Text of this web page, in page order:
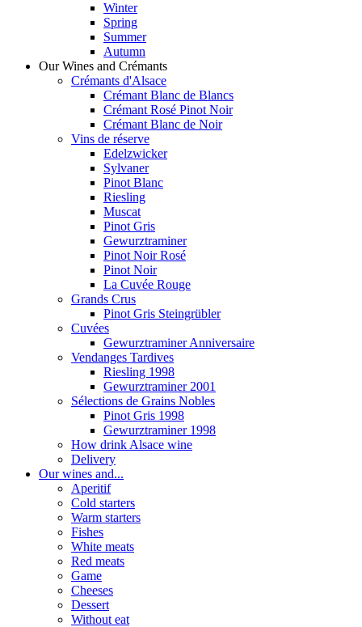
Winter
Spring
Summer
Autumn
Our Wines and Crémants
Crémants d'Alsace
Crémant Blanc de Blancs
Crémant Rosé Pinot Noir
Crémant Blanc de Noir
Vins de réserve
Edelzwicker
Sylvaner
Pinot Blanc
Riesling
Muscat
Pinot Gris
Gewurztraminer
Pinot Noir Rosé
Pinot Noir
La Cuvée Rouge
Grands Crus
Pinot Gris Steingrübler
Cuvées
Gewurztraminer Anniversaire
Vendanges Tardives
Riesling 1998
Gewurztraminer 2001
Sélections de Grains Nobles
Pinot Gris 1998
Gewurztraminer 1998
How drink Alsace wine
Delivery
Our wines and...
Aperitif
Cold starters
Warm starters
Fishes
White meats
Red meats
Game
Cheeses
Dessert
Without eat